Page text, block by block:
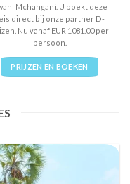
Mchangani. U boekt deze
direct bij onze partner D-
Nu vanaf EUR 1081.00 per
persoon.
PRIJZEN EN BOEKEN